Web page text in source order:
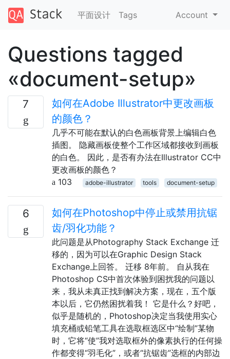
平面设计 Tags Account
Questions tagged
«document-setup»
7
如何在Adobe Illustrator中更改画板
的颜色？
几乎不可能在默认的白色画板背景上编辑白色
插图。 隐藏画板使整个工作区域都接收到画板
的白色。 因此，是否有办法在Illustrator CC中
更改画板的颜色？
103
adobe-illustrator tools document-setup
6
如何在Photoshop中停止或禁用抗锯
齿/羽化功能？
此问题是从Photography Stack Exchange 迁
移的，因为可以在Graphic Design Stack
Exchange上回答。 迁移 8年前。 自从我在
Photoshop CS中首次体验到困扰我的问题以
来，我从未真正找到解决方案，现在，五个版
本以后，它仍然困扰着我！ 它是什么？好吧，
似乎是随机的，Photoshop决定当我使用实心
填充桶或铅笔工具在选取框选区中“绘制”某物
时，它将“使”我对选取框外的像素执行的任何操
作都变得“羽毛化”，或者“抗锯齿”选框的内部边